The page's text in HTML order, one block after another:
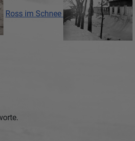
Ross im Schnee